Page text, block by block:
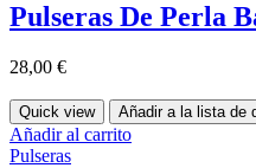
Pulseras De Perla
28,00 €
Quick view Añadir a la lista de
Añadir al carrito
Pulseras